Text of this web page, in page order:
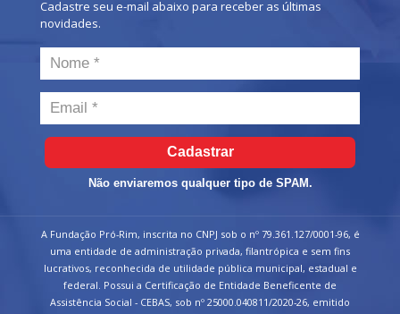
Cadastre seu e-mail abaixo para receber as últimas
novidades.
Cadastrar
Não enviaremos qualquer tipo de SPAM.
A Fundação Pró-Rim, inscrita no CNPJ sob o nº 79.361.127/0001-96, é
uma entidade de administração privada, filantrópica e sem fins
lucrativos, reconhecida de utilidade pública municipal, estadual e
federal. Possui a Certificação de Entidade Beneficente de
Assistência Social - CEBAS, sob nº 25000.040811/2020-26, emitido